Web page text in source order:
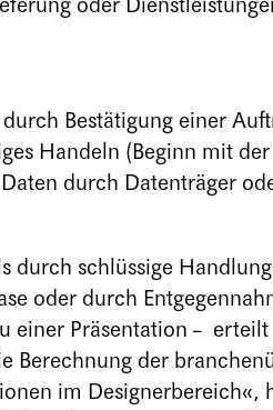
oder
Bestätigung einer
Handeln (Beginn mit
durch Datenträger
durch schlüssige
oder durch
einer Präsentation –
Berechnung der
im Designerbereich«,